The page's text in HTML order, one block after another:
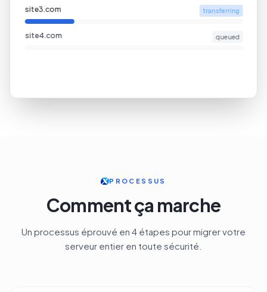
site3.com transferring
site4.com queued
PROCESSUS
Comment ça marche
Un processus éprouvé en 4 étapes pour migrer votre
serveur entier en toute sécurité.